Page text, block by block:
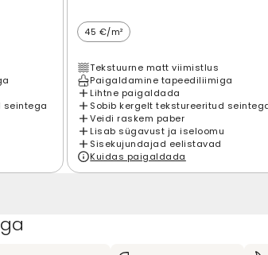
seintega
45 €/m²
Tekstuurne matt viimistlus
Paigaldamine tapeediliimiga
Lihtne paigaldada
Sobib kergelt tekstureeritud
Veidi raskem paber
Lisab sügavust ja iseloomu
Sisekujundajad eelistavad
Kuidas paigaldada